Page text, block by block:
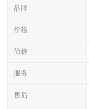
品牌
价格
简称
服务
售后